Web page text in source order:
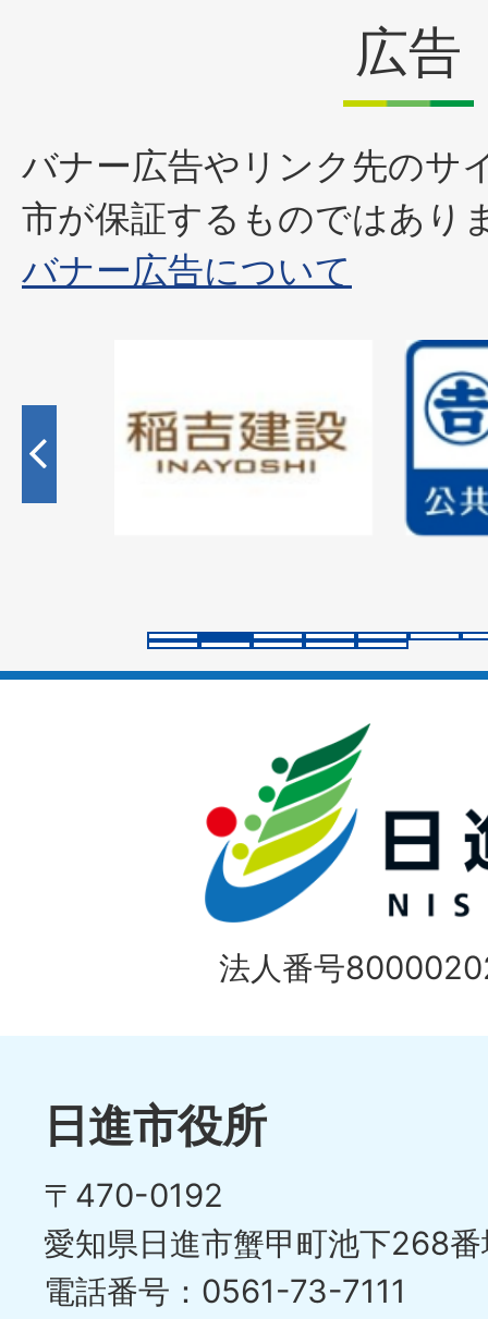
広告
バナー広告やリンク先のサ
市が保証するものではあり
バナー広告について
枚
目
ラ
イ
法人番号
日進市役所
〒470-0192
愛知県日進市蟹甲町池下268
電話番号：0561-73-7111